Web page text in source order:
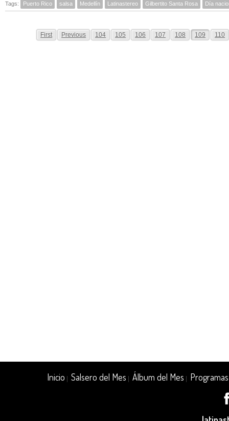
Tags: Puerto Rico salsa Medellín Latinastereo Gilbertito Santa Rosa Día
First Previous 104 105 106 107 108 109 110
Inicio |Salsero del Mes |Álbum del Mes Programas